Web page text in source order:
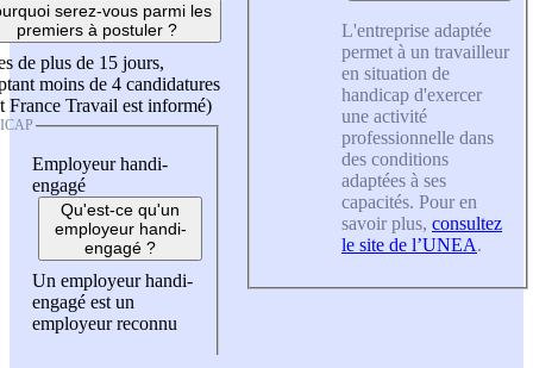
serez-vous parmi les
premiers à postuler ?
de plus de 15 jours,
moins de 4 candidatures
France Travail est informé)
Employeur handi-
engagé
Qu'est-ce qu'un
employeur handi-
engagé ?
Un employeur handi-
engagé est un
employeur reconnu
L'entreprise adaptée
permet à un travailleur
en situation de
handicap d'exercer
une activité
professionnelle dans
des conditions
adaptées à ses
capacités. Pour en
savoir plus, consultez
le site de l’UNEA.